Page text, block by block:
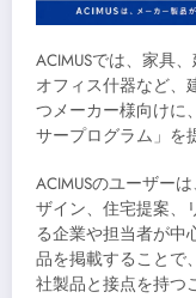
ACIMUSでは、家具
オフィス什器など、
つメーカー様向けに
サープログラム」を
ACIMUSのユーザー
ザイン、住宅提案、
る企業や担当者が中
品を掲載することで
社製品と接点を持つ